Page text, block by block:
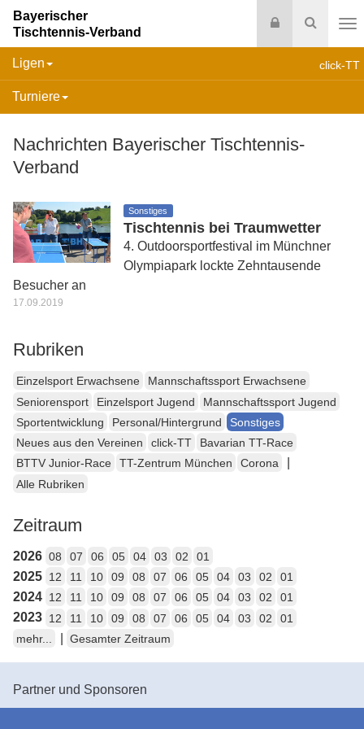
Suche
Login
Bayerischer
Tischtennis-Verband
click-TT
Ligen
Turniere
Nachrichten Bayerischer Tischtennis-
Verband
Sonstiges
Tischtennis bei Traumwetter
4. Outdoorsportfestival im Münchner
Olympiapark lockte Zehntausende
Besucher an
17.09.2019
Rubriken
Einzelsport Erwachsene
Mannschaftssport Erwachsene
Seniorensport
Einzelsport Jugend
Mannschaftssport Jugend
Sportentwicklung
Personal/Hintergrund
Sonstiges
Neues aus den Vereinen
click-TT
Bavarian TT-Race
BTTV Junior-Race
TT-Zentrum München Corona
Alle Rubriken
Zeitraum
2026 08 07 06 05 04 03 02 01
2025 12 11 10 09 08 07 06 05 04 03 02 01
2024 12 11 10 09 08 07 06 05 04 03 02 01
2023 12 11 10 09 08 07 06 05 04 03 02
01
mehr...
Gesamter Zeitraum
Partner und Sponsoren